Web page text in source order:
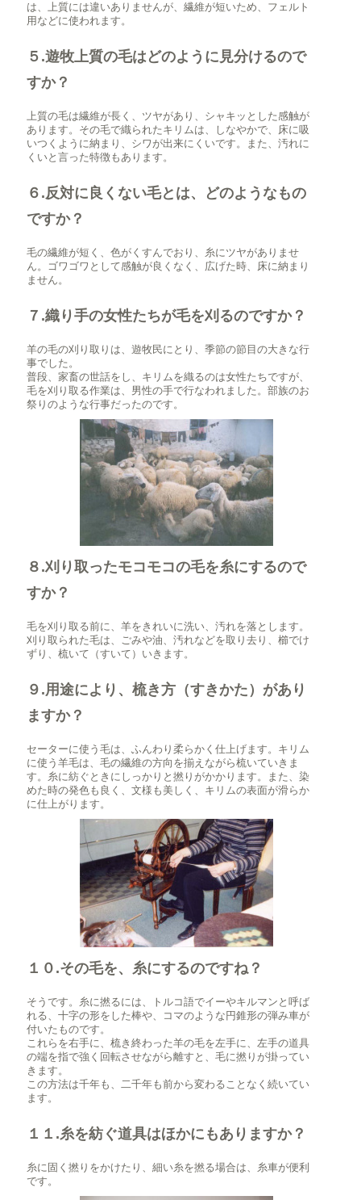
は、上質には違いありませんが、繊維が短いため、フェルト
用などに使われます。
５.遊牧上質の毛はどのように見分けるので
すか？
上質の毛は繊維が長く、ツヤがあり、シャキッとした感触が
あります。その毛で織られたキリムは、しなやかで、床に吸
いつくように納まり、シワが出来にくいです。また、汚れに
くいと言った特徴もあります。
６.反対に良くない毛とは、どのようなもの
ですか？
毛の繊維が短く、色がくすんでおり、糸にツヤがありませ
ん。ゴワゴワとして感触が良くなく、広げた時、床に納まり
ません。
７.織り手の女性たちが毛を刈るのですか？
羊の毛の刈り取りは、遊牧民にとり、季節の節目の大きな行
事でした。
普段、家畜の世話をし、キリムを織るのは女性たちですが、
毛を刈り取る作業は、男性の手で行なわれました。部族のお
祭りのような行事だったのです。
８.刈り取ったモコモコの毛を糸にするので
すか？
毛を刈り取る前に、羊をきれいに洗い、汚れを落とします。
刈り取られた毛は、ごみや油、汚れなどを取り去り、櫛でけ
ずり、梳いて（すいて）いきます。
９.用途により、梳き方（すきかた）があり
ますか？
セーターに使う毛は、ふんわり柔らかく仕上げます。キリム
に使う羊毛は、毛の繊維の方向を揃えながら梳いていきま
す。糸に紡ぐときにしっかりと撚りがかかります。また、染
めた時の発色も良く、文様も美しく、キリムの表面が滑らか
に仕上がります。
１０.その毛を、糸にするのですね？
そうです。糸に撚るには、トルコ語でイーやキルマンと呼ば
れる、十字の形をした棒や、コマのような円錐形の弾み車が
付いたものです。
これらを右手に、梳き終わった羊の毛を左手に、左手の道具
の端を指で強く回転させながら離すと、毛に撚りが掛ってい
きます。
この方法は千年も、二千年も前から変わることなく続いてい
ます。
１１.糸を紡ぐ道具はほかにもありますか？
糸に固く撚りをかけたり、細い糸を撚る場合は、糸車が便利
です。